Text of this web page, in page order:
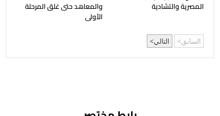
المصرية والتشادية
والمعاهد حتى غلق المرحلة
الأولى
السابق التالي